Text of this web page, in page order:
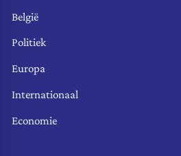
België
Politiek
Europa
Internationaal
Economie